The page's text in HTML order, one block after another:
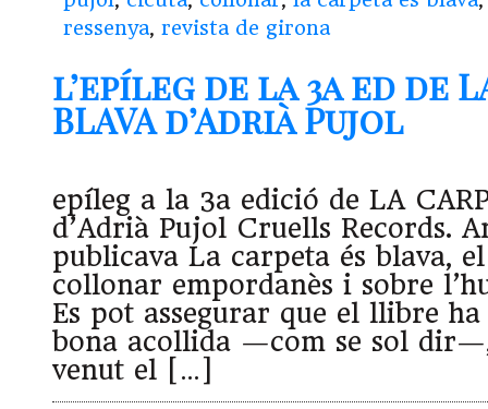
ressenya, revista de girona
l’epíleg de la 3a ed de LA
BLAVA d’Adrià Pujol
epíleg a la 3a edició de LA
d’Adrià Pujol Cruells Records.
publicava La carpeta és blava,
collonar empordanès i sobre
Es pot assegurar que el llibre ha
bona acollida —com se sol dir—,
venut el […]